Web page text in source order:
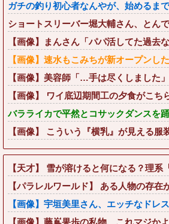
ガチの釣り初心者なんやが、始めるま
ショートスリーバー堀大輔さん、とん
【画像】まんさん「パパ活してた過去
【画像】速水もこみちが新オープンし
【画像】美容師「…手は尽くしました
【画像】 ワイ底辺期間工の夕食がこち
バラライカで平然とコサックダンスを
【画像】 こういう『横乳』が見える服
【天才】 雪が溶けると何になる？理系
【パラレルワールド】 ある人物の存在
【画像】宇垣美里さん、エッチなドレ